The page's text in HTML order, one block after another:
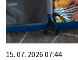
15. 07. 2026 07:44